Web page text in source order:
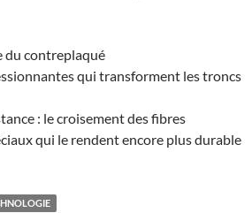
du contreplaqué
qui transforment les troncs
: le croisement des fibres
qui le rendent encore plus durable